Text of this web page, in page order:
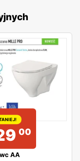
00
AA